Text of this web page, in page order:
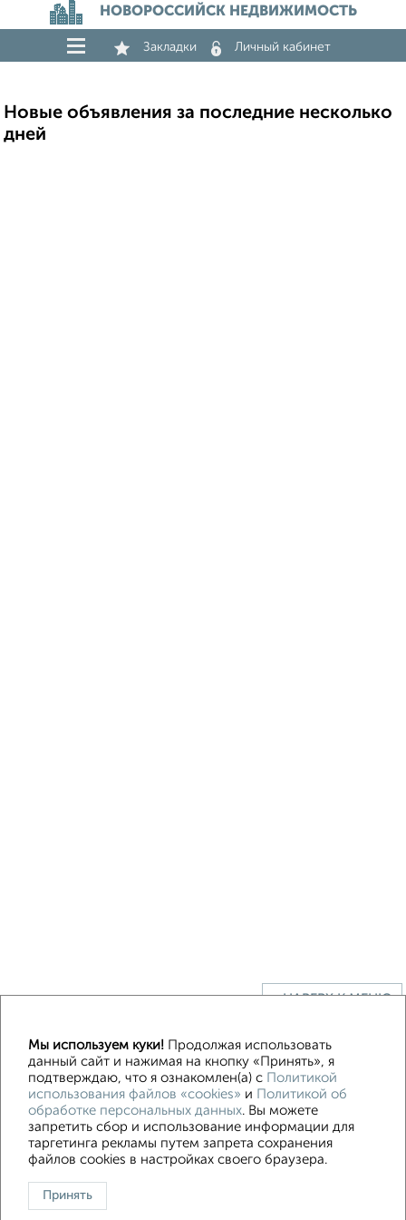
НОВОРОССИЙСК НЕДВИЖИМОСТЬ
Закладки Личный кабинет
Новые объявления за последние несколько
дней
↑ НАВЕРХ К МЕНЮ
Контакты
Политика конфиденциальности
Пользовательское соглашение
Новороссийск, улица Свободы 16А
© 2015–2026
Сайт-доска объявлений недвижимости
Реклама на портале
Новости Статьи Блог Риэлторы
Агентства
Застройщики
Ипотечный калькулятор
Скачать приложение
Мы используем куки! Продолжая использовать
данный сайт и нажимая на кнопку «Принять», я
подтверждаю, что я ознакомлен(а) с Политикой
использования файлов «cookies» и Политикой об
обработке персональных данных. Вы можете
запретить сбор и использование информации для
таргетинга рекламы путем запрета сохранения
файлов cookies в настройках своего браузера.
Принять